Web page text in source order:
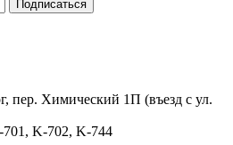
пер. Химический 1П (въезд с ул.
K-702, K-744